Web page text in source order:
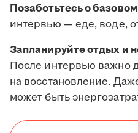
Позаботьтесь о
интервью — еде, воде,
Запланируйте отдых и
После интервью важно
на восстановление.
может быть